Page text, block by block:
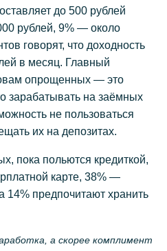
до 500 рублей
рублей, 9% — около
говорят, что доходность
в месяц. Главный
опрощенных — это
зарабатывать на заёмных
не пользоваться
их на депозитах.
пока польются кредиткой,
карте, 38% —
14% предпочитают хранить
а скорее комплимент